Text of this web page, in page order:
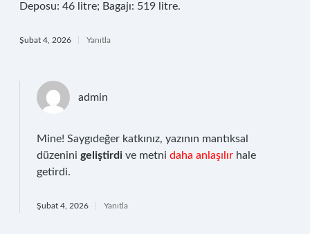
Deposu: 46 litre; Bagajı: 519 litre.
Şubat 4, 2026 Yanıtla
admin
Mine! Saygıdeğer katkınız, yazının mantıksal
düzenini geliştirdi ve metni daha anlaşılır hale
getirdi.
Şubat 4, 2026 Yanıtla